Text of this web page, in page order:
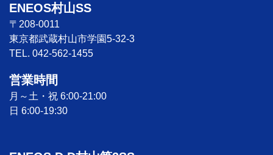
ENEOS村山SS
〒208-0011
東京都武蔵村山市学園5-32-3
TEL. 042-562-1455
営業時間
月～土・祝 6:00-21:00
日 6:00-19:30